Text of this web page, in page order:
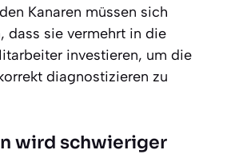
Kanaren müssen sich
dass sie vermehrt in die
investieren, um die
diagnostizieren zu
wird schwieriger